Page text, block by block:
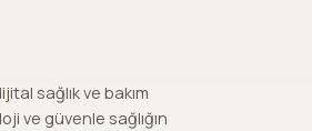
sağlık ve bakım
ve güvenle sağlığın